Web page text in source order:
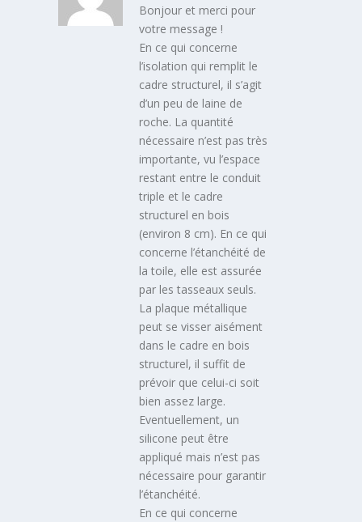
Bonjour et merci pour
votre message !
En ce qui concerne
l’isolation qui remplit le
cadre structurel, il s’agit
d’un peu de laine de
roche. La quantité
nécessaire n’est pas très
importante, vu l’espace
restant entre le conduit
triple et le cadre
structurel en bois
(environ 8 cm). En ce qui
concerne l’étanchéité de
la toile, elle est assurée
par les tasseaux seuls.
La plaque métallique
peut se visser aisément
dans le cadre en bois
structurel, il suffit de
prévoir que celui-ci soit
bien assez large.
Eventuellement, un
silicone peut être
appliqué mais n’est pas
nécessaire pour garantir
l’étanchéité.
En ce qui concerne